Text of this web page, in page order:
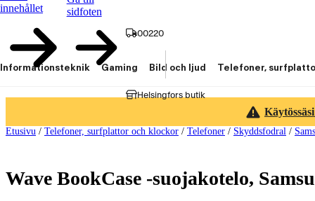
innehållet
sidfoten
00220
Helsingfors butik
Informationsteknik Gaming Bild och ljud Telefoner,
Etusivu / Telefoner, surfplattor och klockor / Telefoner / Skyddsfodral /
Wave BookCase -suojakotelo,